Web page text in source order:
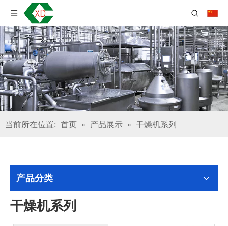
当前所在位置: 首页 » 产品展示 » 干燥机系列
产品分类
干燥机系列